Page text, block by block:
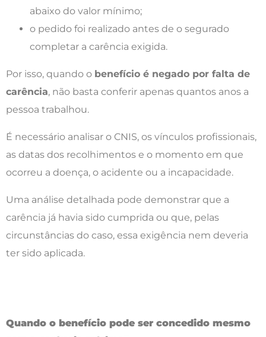
abaixo do valor mínimo;
o pedido foi realizado antes de o segurado
completar a carência exigida.
Por isso, quando o benefício é negado por falta de
carência, não basta conferir apenas quantos anos a
pessoa trabalhou.
É necessário analisar o CNIS, os vínculos profissionais,
as datas dos recolhimentos e o momento em que
ocorreu a doença, o acidente ou a incapacidade.
Uma análise detalhada pode demonstrar que a
carência já havia sido cumprida ou que, pelas
circunstâncias do caso, essa exigência nem deveria
ter sido aplicada.
Quando o benefício pode ser concedido mesmo